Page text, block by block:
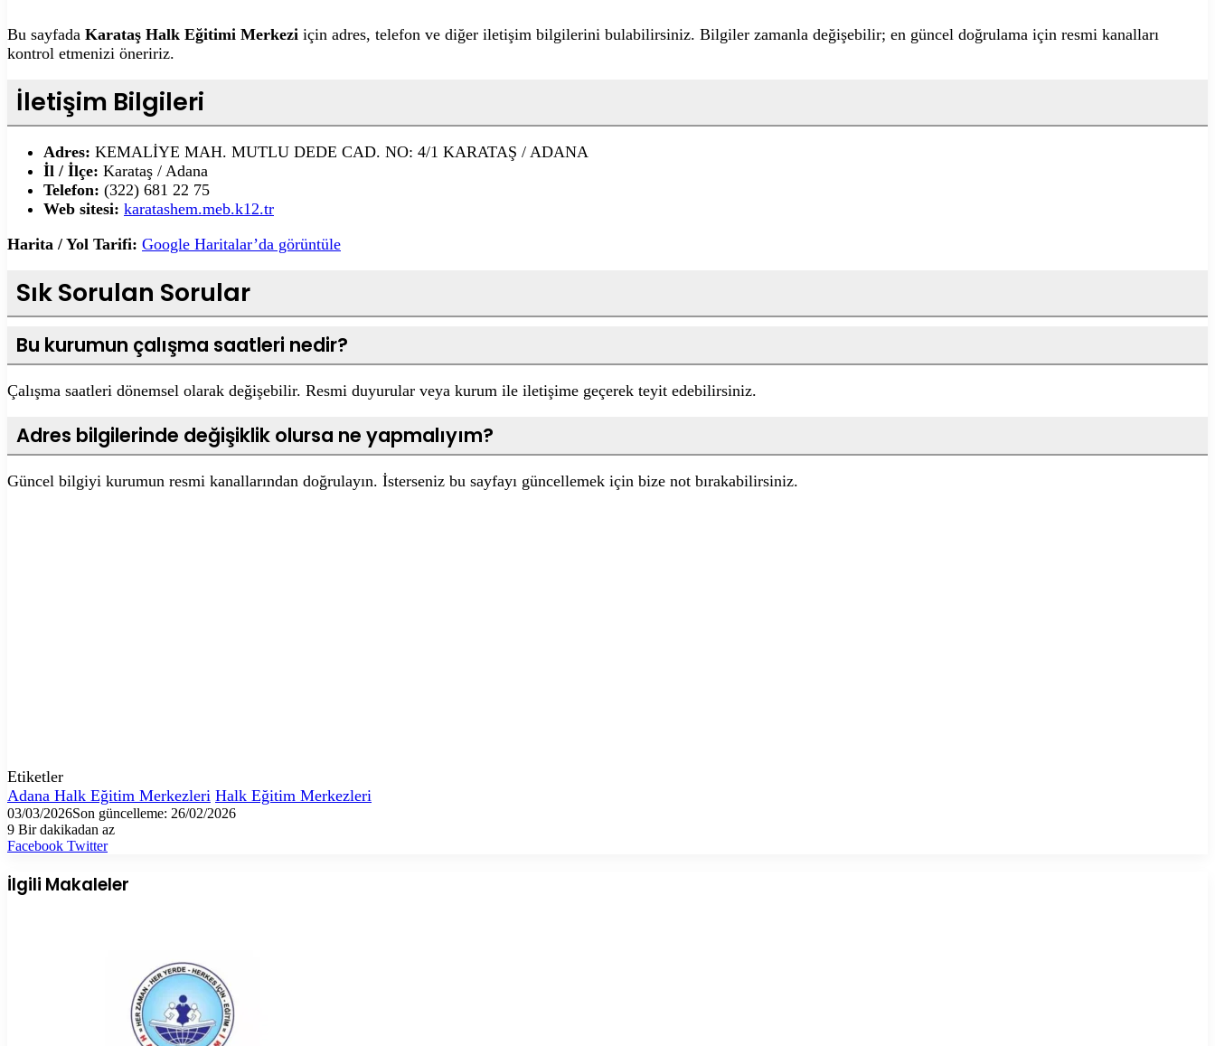
Bu sayfada Karataş Halk Eğitimi Merkezi için adres, telefon ve diğer iletişim bilgilerini bulabilirsiniz. Bilgiler zamanla değişebilir; en güncel doğrulama için resmi kanalları
kontrol etmenizi öneririz.
İletişim Bilgileri
Adres: KEMALİYE MAH. MUTLU DEDE CAD. NO: 4/1 KARATAŞ / ADANA
İl / İlçe: Karataş / Adana
Telefon: (322) 681 22 75
Web sitesi: karatashem.meb.k12.tr
Harita / Yol Tarifi: Google Haritalar’da görüntüle
Sık Sorulan Sorular
Bu kurumun çalışma saatleri nedir?
Çalışma saatleri dönemsel olarak değişebilir. Resmi duyurular veya kurum ile iletişime geçerek teyit edebilirsiniz.
Adres bilgilerinde değişiklik olursa ne yapmalıyım?
Güncel bilgiyi kurumun resmi kanallarından doğrulayın. İsterseniz bu sayfayı güncellemek için bize not bırakabilirsiniz.
Etiketler
Adana Halk Eğitim Merkezleri Halk Eğitim Merkezleri
03/03/2026Son güncelleme: 26/02/2026
9 Bir dakikadan az
Facebook TwitterLinkedIn
Tumblr
Pinterest
Reddit
VKontakte
E-
ile
paylaş
Yazdır
İlgili Makaleler